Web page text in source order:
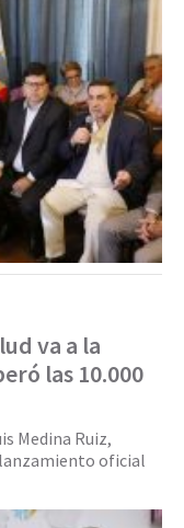
va a la
las 10.000
Medina Ruiz,
oficial